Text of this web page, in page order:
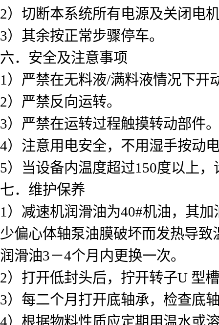
2）切断本系统所有电源及关闭电
3）其余按正常步骤停车。
六．安全及注意事项
1）严禁在无料液/满料液情况下开
2）严禁反向运转。
3）严禁在运转过程触摸转动部件
4）注意用电安全，不用湿手按动
5）当设备内温度超过150度以上
七．维护保养
1）减速机润滑油为40#机油，其
少偏心体轴泵油膜破坏而发热导
润滑油3－4个月内更换一次。
2）打开低封头后，拧开转子U 型
3）每二个月打开底轴承，检查底
4）根据物料性质应定期用温水或